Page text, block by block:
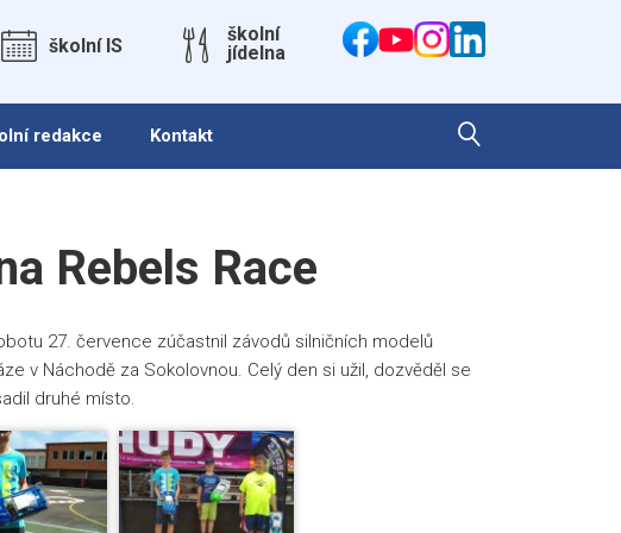
školní IS
školní
jídelna
redakce Kontakt
Rebels Race
27. července zúčastnil závodů silničních modelů
v Náchodě za Sokolovnou. Celý den si užil, dozvěděl se
druhé místo.